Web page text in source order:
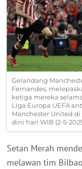
Gelandang
Fernandes,
ketiga mereka
Liga Europa UEFA
Manchester United
dini hari WIB (2-5-
Setan Merah
melawan tim